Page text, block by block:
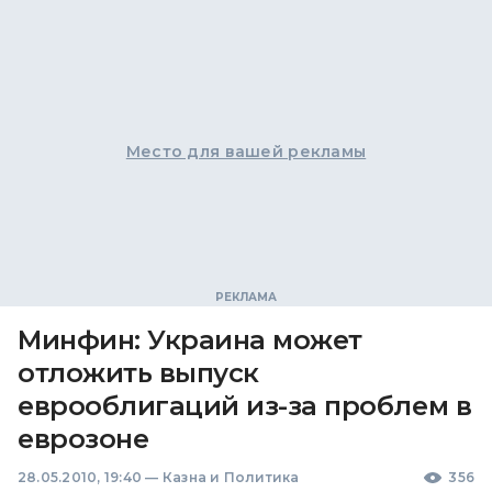
Место для вашей рекламы
Минфин: Украина может
отложить выпуск
еврооблигаций из-за проблем в
еврозоне
28.05.2010, 19:40 — Казна и Политика 356